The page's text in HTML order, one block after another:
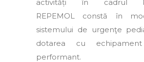
activități în cadrul
REPEMOL constă în
sistemului de urgenţe
dotarea cu
performant.